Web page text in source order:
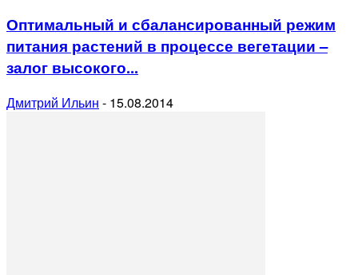
Оптимальный и сбалансированный режим
питания растений в процессе вегетации –
залог высокого...
Дмитрий Ильин - 15.08.2014